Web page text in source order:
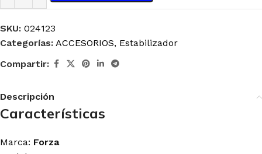
SKU: 024123
Categorías: ACCESORIOS, Estabilizador
Compartir:
Descripción
Características
Marca: Forza